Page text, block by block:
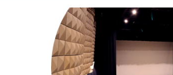
料金一覧
施設資料
施設予約